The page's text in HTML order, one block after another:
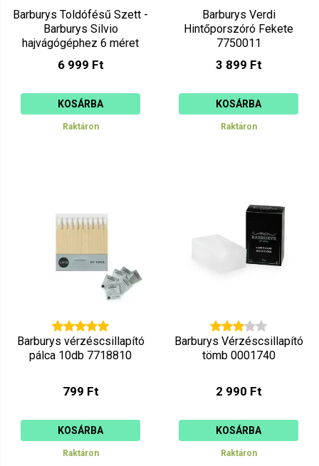
Barburys Toldófésű Szett -
Barburys Silvio
hajvágógéphez 6 méret
6 999 Ft
KOSÁRBA
Raktáron
Barburys Verdi
Hintőporszóró Fekete
7750011
3 899 Ft
KOSÁRBA
Raktáron
Barburys vérzéscsillapító
pálca 10db 7718810
799 Ft
KOSÁRBA
Raktáron
Barburys Vérzéscsillapító
tömb 0001740
2 990 Ft
KOSÁRBA
Raktáron